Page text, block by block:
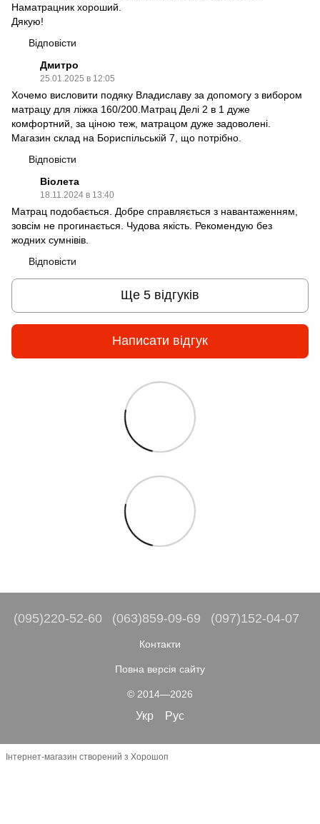
Наматрацник хороший.
Дякую!
Відповісти
Дмитро
25.01.2025 в 12:05
Хочемо висловити подяку Владиславу за допомогу з вибором
матрацу для ліжка 160/200.Матрац Делі 2 в 1 дуже
комфортний, за ціною теж, матрацом дуже задоволені.
Магазин склад на Бориспільській 7, що потрібно.
Відповісти
Віолета
18.11.2024 в 13:40
Матрац подобається. Добре справляється з навантаженням,
зовсім не прогинається. Чудова якість. Рекомендую без
жодних сумнівів.
Відповісти
Ще 5 відгуків
Написати відгук
(095)220-52-60 (063)859-09-69 (097)152-04-07
Контакти
Повна версія сайту
© 2014—2026
Укр Рус
Інтернет-магазин створений з Хорошоп